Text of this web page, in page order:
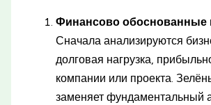
Финансово обоснованные
Сначала анализируются
долговая нагрузка,
компании или проекта.
заменяет фундаментальный